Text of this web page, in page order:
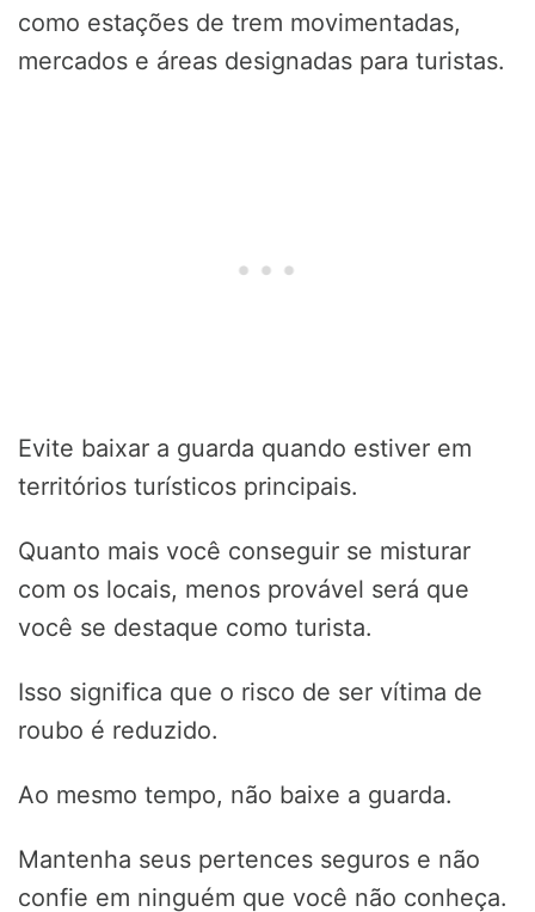
como estações de trem movimentadas,
mercados e áreas designadas para turistas.
Evite baixar a guarda quando estiver em
territórios turísticos principais.
Quanto mais você conseguir se misturar
com os locais, menos provável será que
você se destaque como turista.
Isso significa que o risco de ser vítima de
roubo é reduzido.
Ao mesmo tempo, não baixe a guarda.
Mantenha seus pertences seguros e não
confie em ninguém que você não conheça.